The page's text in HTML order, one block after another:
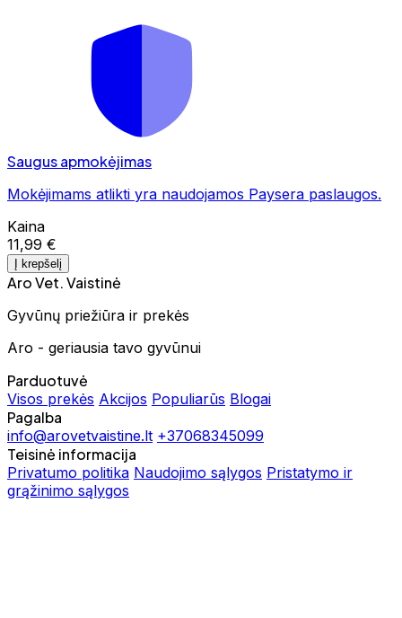
Saugus apmokėjimas
Mokėjimams atlikti yra naudojamos Paysera paslaugos.
Kaina
11,99 €
Į krepšelį
Aro Vet. Vaistinė
Gyvūnų priežiūra ir prekės
Aro - geriausia tavo gyvūnui
Parduotuvė
Visos prekės Akcijos Populiarūs Blogai
Pagalba
info@arovetvaistine.lt +37068345099
Teisinė informacija
Privatumo politika Naudojimo sąlygos Pristatymo ir
grąžinimo sąlygos